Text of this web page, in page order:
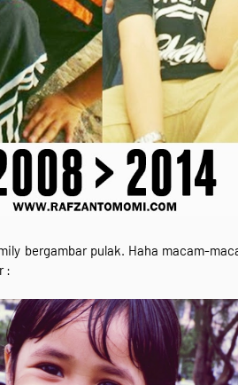
bergambar pulak. Haha macam-
: